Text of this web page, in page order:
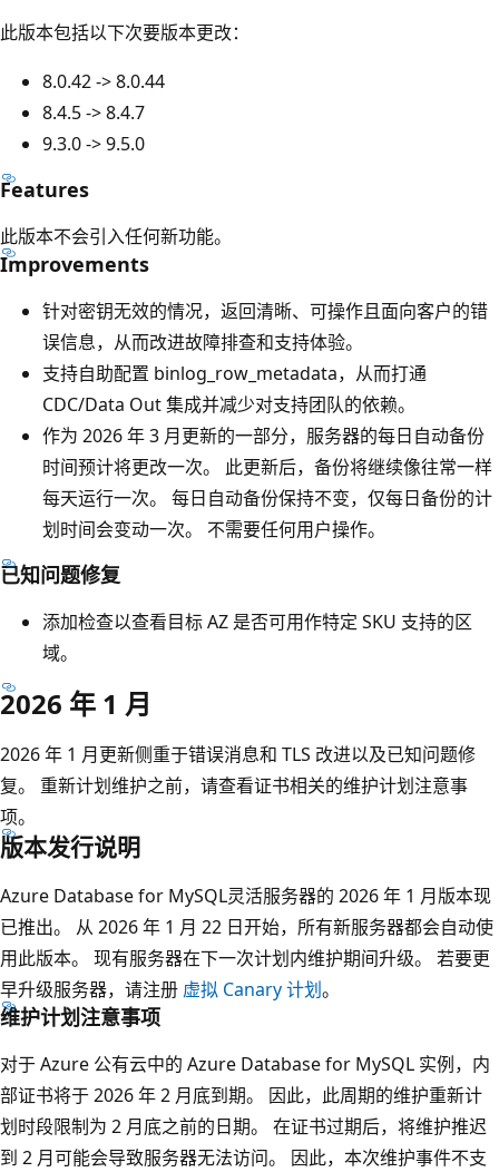
此版本包括以下次要版本更改：
8.0.42 -> 8.0.44
8.4.5 -> 8.4.7
9.3.0 -> 9.5.0
Features
此版本不会引入任何新功能。
Improvements
针对密钥无效的情况，返回清晰、可操作且面向客户的错
误信息，从而改进故障排查和支持体验。
支持自助配置 binlog_row_metadata，从而打通
CDC/Data Out 集成并减少对支持团队的依赖。
作为 2026 年 3 月更新的一部分，服务器的每日自动备份
时间预计将更改一次。 此更新后，备份将继续像往常一样
每天运行一次。 每日自动备份保持不变，仅每日备份的计
划时间会变动一次。 不需要任何用户操作。
已知问题修复
添加检查以查看目标 AZ 是否可用作特定 SKU 支持的区
域。
2026 年 1 月
2026 年 1 月更新侧重于错误消息和 TLS 改进以及已知问题修
复。 重新计划维护之前，请查看证书相关的维护计划注意事
项。
版本发行说明
Azure Database for MySQL灵活服务器的 2026 年 1 月版本现
已推出。 从 2026 年 1 月 22 日开始，所有新服务器都会自动使
用此版本。 现有服务器在下一次计划内维护期间升级。 若要更
早升级服务器，请注册 虚拟 Canary 计划。
维护计划注意事项
对于 Azure 公有云中的 Azure Database for MySQL 实例，内
部证书将于 2026 年 2 月底到期。 因此，此周期的维护重新计
划时段限制为 2 月底之前的日期。 在证书过期后，将维护推迟
到 2 月可能会导致服务器无法访问。 因此，本次维护事件不支